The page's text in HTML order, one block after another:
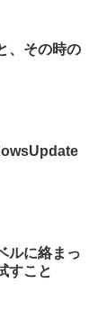
、その時の
ルに絡まっ
すこと